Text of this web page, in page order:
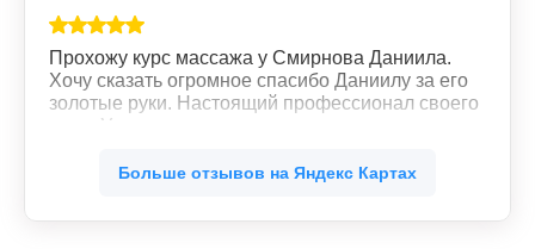
Прохожу курс массажа у Смирнова Даниила.
Хочу сказать огромное спасибо Даниилу за его
золотые руки. Настоящий профессионал своего
дела. Уже со второго сеанса массажа
зажимы в мышцах. Буду продолжать.
Больше отзывов на Яндекс Картах